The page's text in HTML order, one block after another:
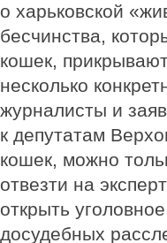
о харьковской
бесчинства,
кошек,
несколько
журналисты и
к депутатам
кошек, можно
отвезти на
открыть
досудебных